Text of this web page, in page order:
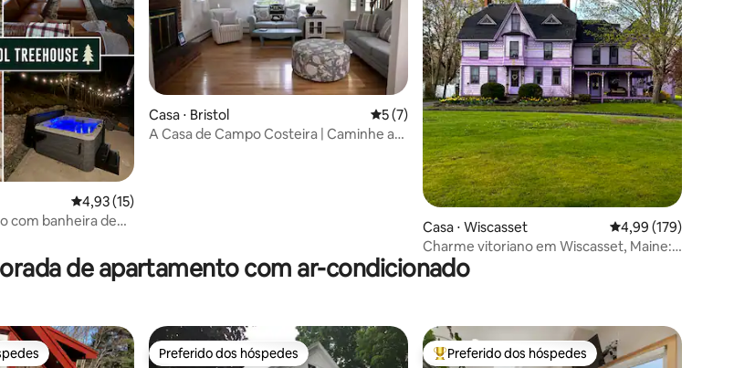
avaliações
4,93 de uma avaliação média de 5, 15 avaliações
4,93 (15)
com banheira de
Casa ⋅ Bristol 5 de uma avaliação média de 5, 7 avaliações
5 (7)
A Casa de Campo Costeira | Caminhe até
Casa ⋅ Wiscasset 4,99 de uma avaliação
4,99 (179)
Charme vitoriano em Wiscasset, Maine:
Acorn Cottage
de apartamento com ar-condicionado
dos hóspedes Preferido dos hóspedes
Preferido dos hóspedes Entre os melhores preferidos dos hóspedes
Preferido dos hóspedes